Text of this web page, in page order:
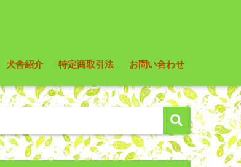
犬舎紹介 特定商取引法 お問い合わせ